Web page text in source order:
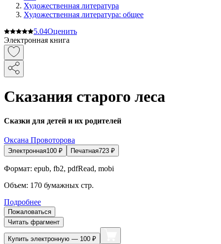
Художественная литература
Художественная литература: общее
5.04Оценить
Электронная книга
Сказания старого леса
Сказки для детей и их родителей
Оксана Провоторова
Электронная100 ₽ Печатная723 ₽
Формат: epub, fb2, pdfRead, mobi
Объем: 170 бумажных стр.
Подробнее
Пожаловаться
Читать фрагмент
Купить электронную — 100 ₽